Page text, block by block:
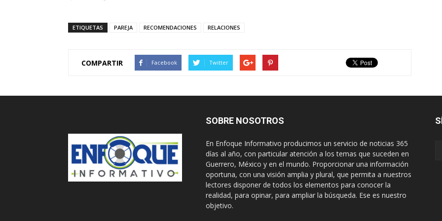
ETIQUETAS PAREJA RECOMENDACIONES RELACIONES
COMPARTIR Facebook Twitter
SOBRE NOSOTROS
En Enfoque Informativo producimos un servicio de noticias 365
días al año, con particular atención a los temas que suceden en
Guerrero, México y en el mundo. Proporcionar una información
oportuna, con una visión amplia y plural, que permita a nuestros
lectores disponer de todos los elementos para conocer la
realidad, para opinar, para ampliar la búsqueda. Ese es nuestro
objetivo.